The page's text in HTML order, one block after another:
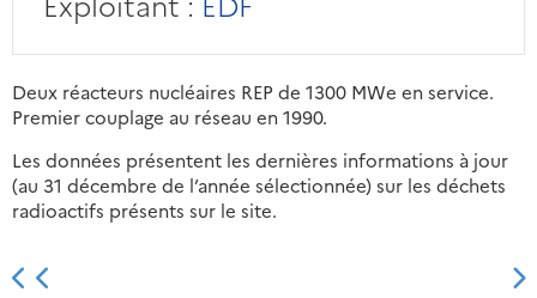
Deux réacteurs nucléaires REP de 1300 MWe en service.
Premier couplage au réseau en 1990.
Les données présentent les dernières informations à jour
(au 31 décembre de l’année sélectionnée) sur les déchets
radioactifs présents sur le site.